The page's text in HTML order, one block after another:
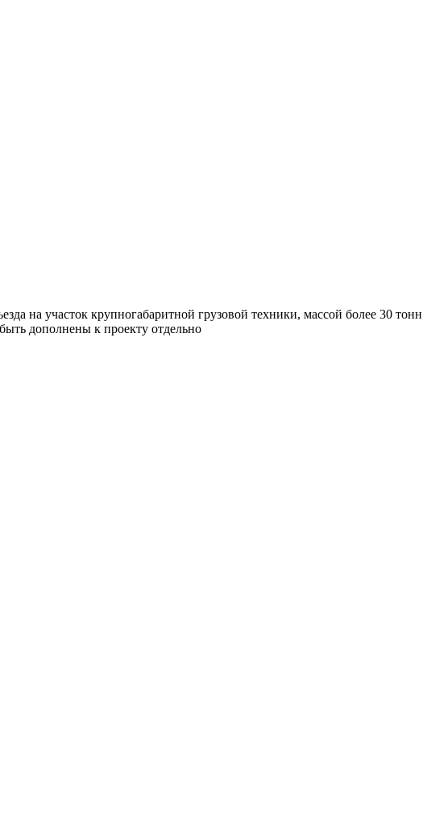
на участок крупногабаритной грузовой техники, массой более 30 тонн
дополнены к проекту отдельно